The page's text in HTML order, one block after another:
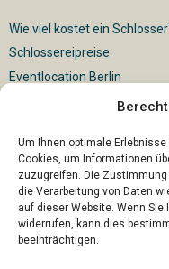
Um Ihnen optimale
Cookies, um Informationen
zuzugreifen. Die
die Verarbeitung von Daten
auf dieser Website. Wenn
widerrufen, kann dies
beeinträchtigen.
Wie viel kostet ein
Schlossereipreise
Eventlocation Berlin
Für die vollautomatische
Lösungen